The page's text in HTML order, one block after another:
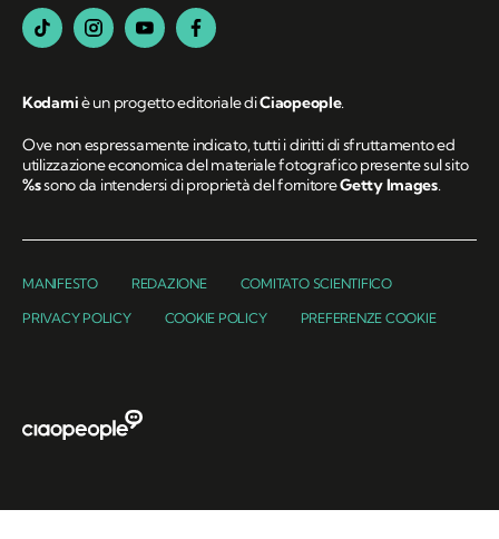
Kodamiè un progetto editoriale diCiaopeople.
Ove non espressamente indicato, tutti i diritti di sfruttamento ed
utilizzazione economica del materiale fotografico presente sul sito
%ssono da intendersi di proprietà del fornitoreGetty Images.
MANIFESTO REDAZIONE COMITATO SCIENTIFICO
PRIVACY POLICY COOKIE POLICY PREFERENZE COOKIE